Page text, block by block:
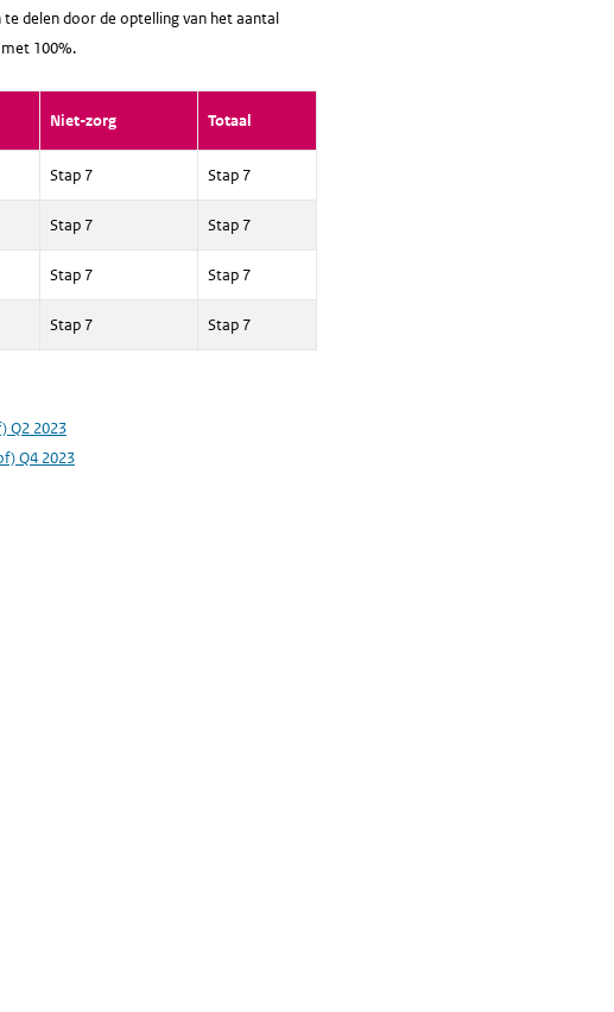
delen door de optelling van het aantal
100%.
Niet-zorg Totaal
Stap 7 Stap 7
Stap 7 Stap 7
Stap 7 Stap 7
Stap 7 Stap 7
Q2 2023
Q4 2023